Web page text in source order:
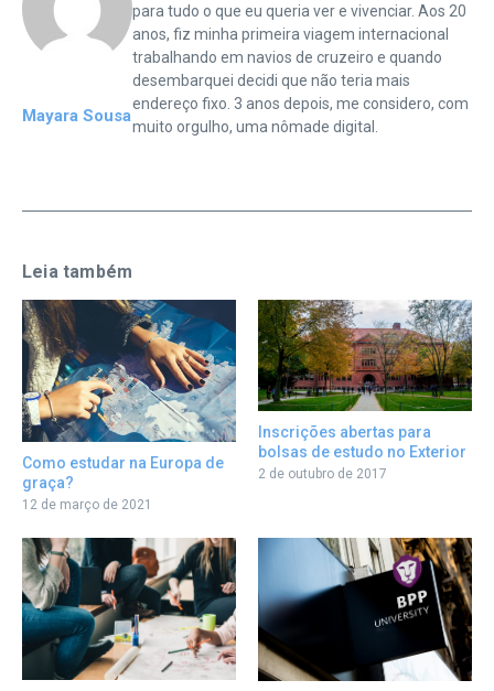
Mayara Sousa
para tudo o que eu queria ver e vivenciar. Aos 20
anos, fiz minha primeira viagem internacional
trabalhando em navios de cruzeiro e quando
desembarquei decidi que não teria mais
endereço fixo. 3 anos depois, me considero, com
muito orgulho, uma nômade digital.
Leia também
Como estudar na Europa de
graça?
12 de março de 2021
Inscrições abertas para
bolsas de estudo no Exterior
2 de outubro de 2017